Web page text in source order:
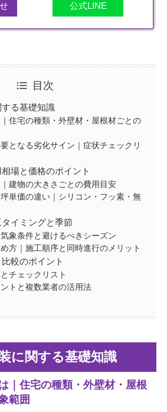
公式LINE
目次
る基礎知識
住宅の種類・外壁材・屋根材ごとの
となる劣化サイン｜症状チェックリ
場と価格のポイント
建物の大きさごとの費用目安
単価の違い｜シリコン・フッ素・無
イミングと季節
象条件と避けるべきシーズン
方｜施工順序と同時進行のメリット
較のポイント
チェックリスト
トと複数業者の活用法
に関する基礎知識
｜住宅の種類・外壁材・屋根
範囲